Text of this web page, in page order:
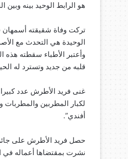
هو الرابط الوحيد بينه وبين
تركت وفاة شقيقته أسمهان
الوحيدة هي التحدث مع
وأعتبر الأطباء سقطته هذه
قلبه من جديد وتسترد له
غنى فريد الأطرش عدد كبيرا
أفندي”.